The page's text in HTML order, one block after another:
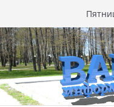
к
содержимому